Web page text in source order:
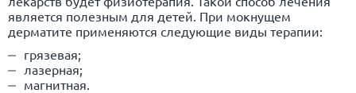
является полезным для детей. При мокнущем
дерматите применяются следующие виды терапии:
грязевая;
лазерная;
магнитная.